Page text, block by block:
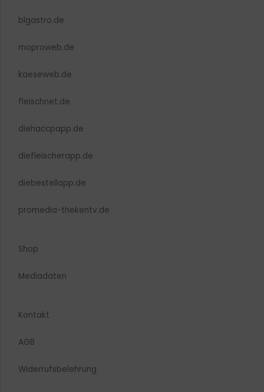
blgastro.de
moproweb.de
kaeseweb.de
fleischnet.de
diehaccpapp.de
diefleischerapp.de
diebestellapp.de
promedia-thekentv.de
Shop
Mediadaten
Kontakt
AGB
Widerrufsbelehrung